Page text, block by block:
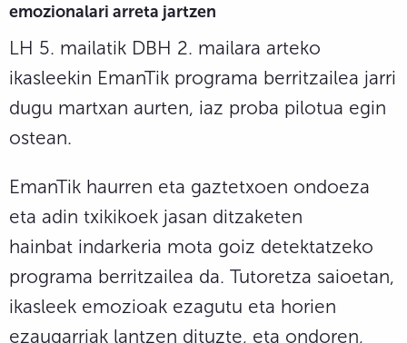
emozionalari arreta jartzen
LH 5. mailatik DBH 2. mailara arteko
ikasleekin EmanTik programa berritzailea jarri
dugu martxan aurten, iaz proba pilotua egin
ostean.
EmanTik haurren eta gaztetxoen ondoeza
eta adin txikikoek jasan ditzaketen
hainbat indarkeria mota goiz detektatzeko
programa berritzailea da. Tutoretza saioetan,
ikasleek emozioak ezagutu eta horien
ezaugarriak lantzen dituzte, eta ondoren,